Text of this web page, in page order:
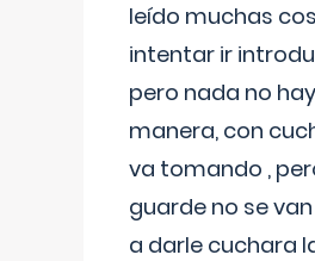
leído muchas
intentar ir
pero nada no hay
manera, con
va tomando ,
guarde no se
a darle cuchara